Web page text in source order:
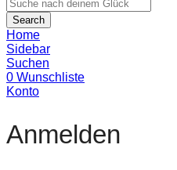
Search
Home
Sidebar
Suchen
0 Wunschliste
Konto
Anmelden